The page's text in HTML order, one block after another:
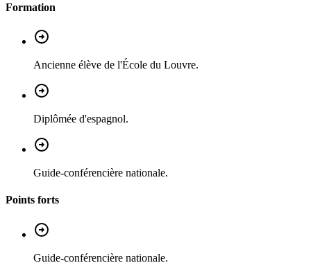
Formation
Ancienne élève de l'École du Louvre.
Diplômée d'espagnol.
Guide-conférencière nationale.
Points forts
Guide-conférencière nationale.